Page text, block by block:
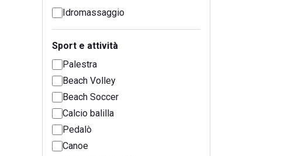
Idromassaggio
Sport e attività
Palestra
Beach Volley
Beach Soccer
Calcio balilla
Pedalò
Canoe